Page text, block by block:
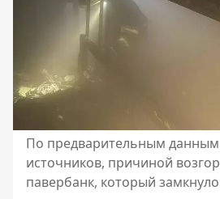
По предварительным данным
источников, причиной
павербанк, который замкнуло